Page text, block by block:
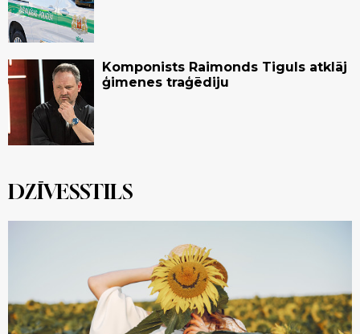
Komponists Raimonds Tiguls atklāj
ģimenes traģēdiju
DZĪVESSTILS